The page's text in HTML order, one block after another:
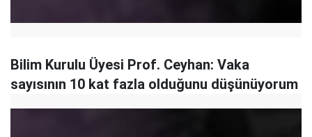
Bilim Kurulu Üyesi Prof. Ceyhan: Vaka
sayısının 10 kat fazla olduğunu düşünüyorum